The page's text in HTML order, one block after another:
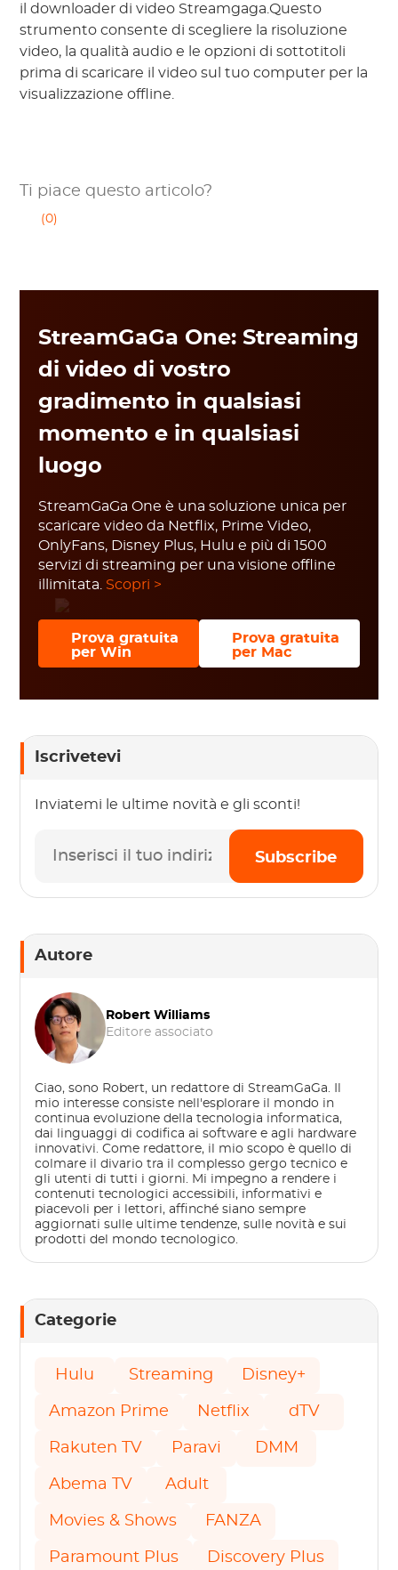
il downloader di video Streamgaga.Questo
strumento consente di scegliere la risoluzione
video, la qualità audio e le opzioni di sottotitoli
prima di scaricare il video sul tuo computer per la
visualizzazione offline.
Ti piace questo articolo?
(0)
StreamGaGa One: Streaming
di video di vostro
gradimento in qualsiasi
momento e in qualsiasi
luogo
StreamGaGa One è una soluzione unica per
scaricare video da Netflix, Prime Video,
OnlyFans, Disney Plus, Hulu e più di 1500
servizi di streaming per una visione offline
illimitata. Scopri >
Prova gratuita
per Win
Prova gratuita
per Mac
Iscrivetevi
Inviatemi le ultime novità e gli sconti!
Subscribe
Autore
Robert Williams
Editore associato
Ciao, sono Robert, un redattore di StreamGaGa. Il
mio interesse consiste nell'esplorare il mondo in
continua evoluzione della tecnologia informatica,
dai linguaggi di codifica ai software e agli hardware
innovativi. Come redattore, il mio scopo è quello di
colmare il divario tra il complesso gergo tecnico e
gli utenti di tutti i giorni. Mi impegno a rendere i
contenuti tecnologici accessibili, informativi e
piacevoli per i lettori, affinché siano sempre
aggiornati sulle ultime tendenze, sulle novità e sui
prodotti del mondo tecnologico.
Categorie
Hulu Streaming Disney+
Amazon Prime Netflix dTV
Rakuten TV Paravi DMM
Abema TV Adult
Movies & Shows FANZA
Paramount Plus Discovery Plus